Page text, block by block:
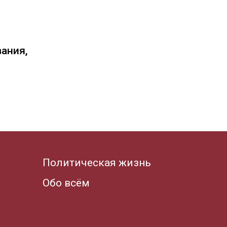
Политическая жизнь
Обо всём